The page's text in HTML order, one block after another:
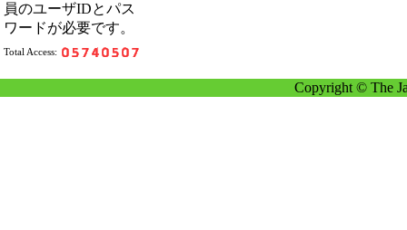
員のユーザIDとパス
ワードが必要です。
Total Access:
Copyright © The